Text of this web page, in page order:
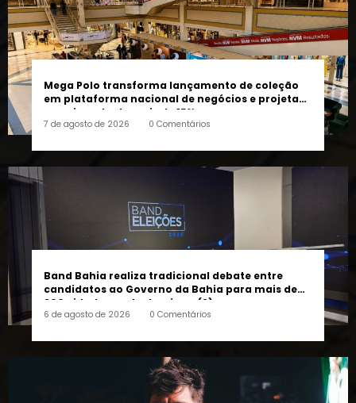
Mega Polo transforma lançamento de coleção
em plataforma nacional de negócios e projeta
crescimento de mais de 15%
7 de agosto de 2026 0 Comentários
Band Bahia realiza tradicional debate entre
candidatos ao Governo da Bahia para mais de
300 cidades neste domingo (9)
6 de agosto de 2026 0 Comentários